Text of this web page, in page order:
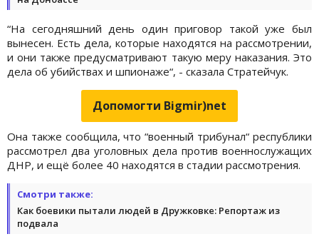
“На сегодняшний день один приговор такой уже был
вынесен. Есть дела, которые находятся на рассмотрении,
и они также предусматривают такую меру наказания. Это
дела об убийствах и шпионаже“, - сказала Стратейчук.
Допомогти Bigmir)net
Она также сообщила, что “военный трибунал“ республики
рассмотрел два уголовных дела против военнослужащих
ДНР, и ещё более 40 находятся в стадии рассмотрения.
Смотри также:
Как боевики пытали людей в Дружковке: Репортаж из
подвала